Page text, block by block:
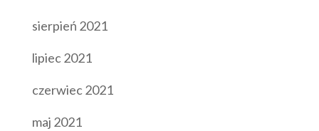
sierpień 2021
lipiec 2021
czerwiec 2021
maj 2021